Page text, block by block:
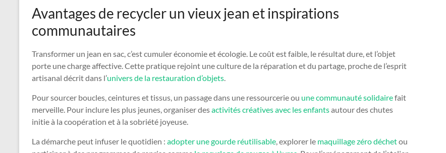
Avantages de recycler un vieux jean et inspirations
communautaires
Transformer un jean en sac, c’est cumuler économie et écologie. Le coût est faible, le résultat dure, et l’objet
porte une charge affective. Cette pratique rejoint une culture de la réparation et du partage, proche de l’esprit
artisanal décrit dans l’univers de la restauration d’objets.
Pour sourcer boucles, ceintures et tissus, un passage dans une ressourcerie ou une communauté solidairefait
merveille. Pour inclure les plus jeunes, organiser desactivités créatives avec les enfantsautour des chutes
initie à la coopération et à la sobriété joyeuse.
La démarche peut infuser le quotidien : adopter une gourde réutilisable, explorer le maquillage zéro déchetou